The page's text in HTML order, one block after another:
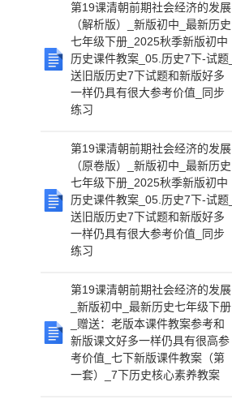
第19课清朝前期社会经济的发展
（解析版）_新版初中_最新历史
七年级下册_2025秋季新版初中
历史课件教案_05.历史7下-试题_
送旧版历史7下试题和新版好多
一样仍具有很大参考价值_同步
练习
第19课清朝前期社会经济的发展
（原卷版）_新版初中_最新历史
七年级下册_2025秋季新版初中
历史课件教案_05.历史7下-试题_
送旧版历史7下试题和新版好多
一样仍具有很大参考价值_同步
练习
第19课清朝前期社会经济的发展
_新版初中_最新历史七年级下册
_赠送：老版本课件教案参考和
新版课文好多一样仍具有很高参
考价值_七下新版课件教案（第
一套）_7下历史核心素养教案